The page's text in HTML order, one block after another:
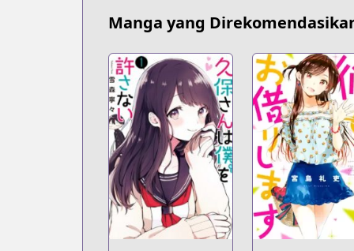
Manga yang